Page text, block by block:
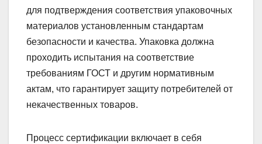
для подтверждения соответствия упаковочных
материалов установленным стандартам
безопасности и качества. Упаковка должна
проходить испытания на соответствие
требованиям ГОСТ и другим нормативным
актам, что гарантирует защиту потребителей от
некачественных товаров.
Процесс сертификации включает в себя